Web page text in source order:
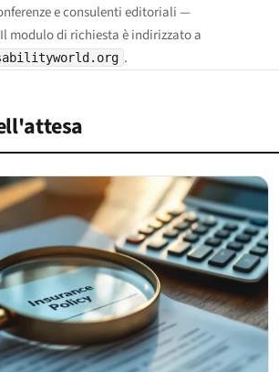
e consulenti editoriali —
modulo di richiesta è indirizzato a
.